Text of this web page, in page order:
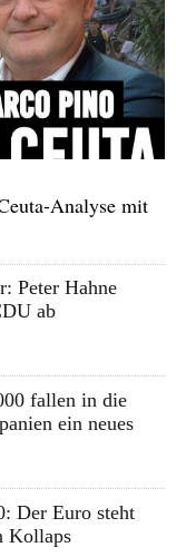
Analyse mit
Peter Hahne
ab
fallen in die
ein neues
Der Euro steht
Kollaps